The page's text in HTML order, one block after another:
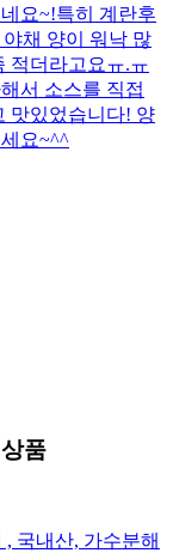
요~!특히 계란후
채 양이 워낙 많
적더라고요ㅠ.ㅠ
서 소스를 직접
맛있었습니다! 양
요~^^
품
, 국내산, 가수분해